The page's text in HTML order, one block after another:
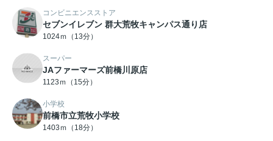
コンビニエンスストア
セブンイレブン 群大荒牧キャンパス通り店
1024ｍ（13分）
スーパー
JAファーマーズ前橋川原店
1123ｍ（15分）
小学校
前橋市立荒牧小学校
1403ｍ（18分）